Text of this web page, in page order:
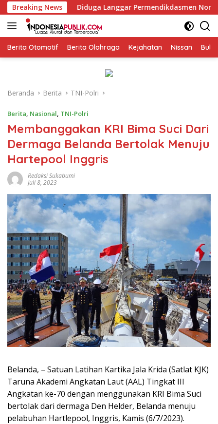
Langsung
ke
konten
Breaking News
Diduga Langgar Permendikdasmen Nomor 7 Tahun 2025,
Berita Otomotif Berita Olahraga Kejahatan Nissan
Beranda Berita TNI-Polri
Berita, Nasional, TNI-Polri
Membanggakan KRI Bima Suci Dari
Dermaga Belanda Bertolak Menuju
Hartepool Inggris
Redaksi Sukabumi
Juli 8, 2023
Belanda, – Satuan Latihan Kartika Jala Krida (Satlat KJK)
Taruna Akademi Angkatan Laut (AAL) Tingkat III
Angkatan ke-70 dengan menggunakan KRI Bima Suci
bertolak dari dermaga Den Helder, Belanda menuju
pelabuhan Hartlepool, Inggris, Kamis (6/7/2023).